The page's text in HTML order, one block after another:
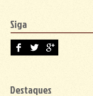
Siga
Destaques